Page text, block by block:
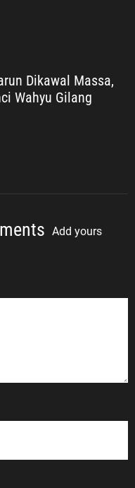
Dikawal Massa,
Wahyu Gilang
Add yours